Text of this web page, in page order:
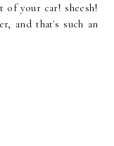
of your car! sheesh!
and that's such an